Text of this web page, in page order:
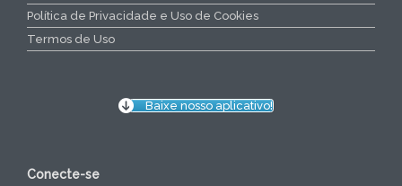
Política de Privacidade e Uso de Cookies
Termos de Uso
Baixe nosso aplicativo!
Conecte-se